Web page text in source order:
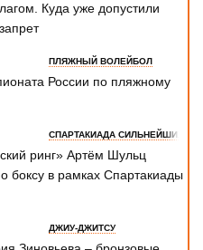
Куда уже допустили
ПЛЯЖНЫЙ ВОЛЕЙБОЛ
России по пляжному
СПАРТАКИАДА СИЛЬНЕЙШИХ
ринг» Артём Шульц
боксу в рамках Спартакиады
ДЖИУ-ДЖИТСУ